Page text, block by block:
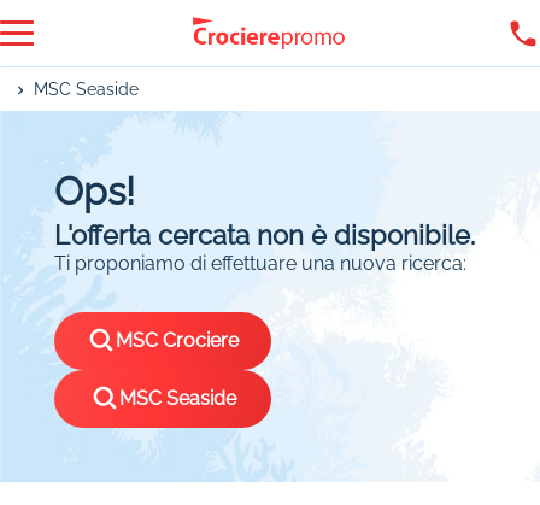
MSC Seaside
Ops!
L'offerta cercata non è disponibile.
Ti proponiamo di effettuare una nuova ricerca:
MSC Crociere
MSC Seaside